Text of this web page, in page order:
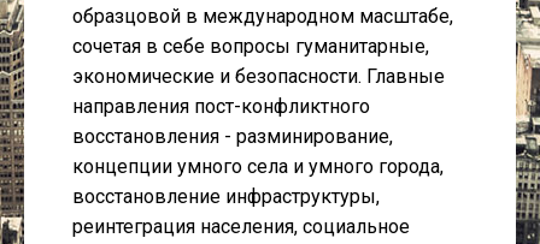
образцовой в международном масштабе,
сочетая в себе вопросы гуманитарные,
экономические и безопасности. Главные
направления пост-конфликтного
восстановления - разминирование,
концепции умного села и умного города,
восстановление инфраструктуры,
реинтеграция населения, социальное